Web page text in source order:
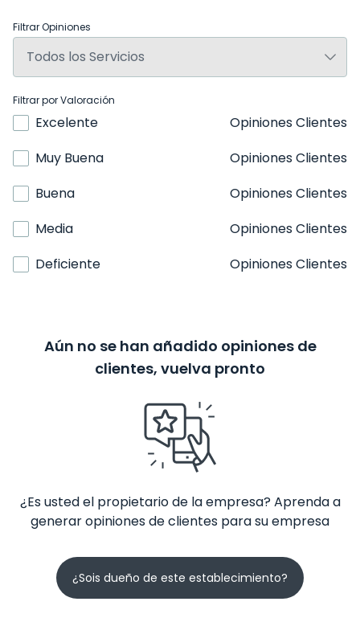
Filtrar Opiniones
Filtrar por Valoración
Excelente
Opiniones Clientes
Muy Buena
Opiniones Clientes
Buena
Opiniones Clientes
Media
Opiniones Clientes
Deficiente
Opiniones Clientes
Aún no se han añadido opiniones de
clientes, vuelva pronto
¿Es usted el propietario de la empresa? Aprenda a
generar opiniones de clientes para su empresa
¿Sois dueño de este establecimiento?